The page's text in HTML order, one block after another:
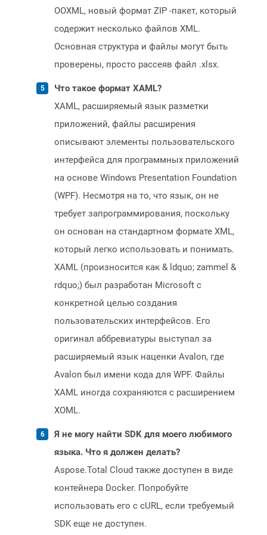
OOXML, новый формат ZIP -пакет, который
содержит несколько файлов XML.
Основная структура и файлы могут быть
проверены, просто рассеяв файл .xlsx.
Что такое формат XAML?
XAML, расширяемый язык разметки
приложений, файлы расширения
описывают элементы пользовательского
интерфейса для программных приложений
на основе Windows Presentation Foundation
(WPF). Несмотря на то, что язык, он не
требует запрограммирования, поскольку
он основан на стандартном формате XML,
который легко использовать и понимать.
XAML (произносится как & ldquo; zammel &
rdquo;) был разработан Microsoft с
конкретной целью создания
пользовательских интерфейсов. Его
оригинал аббревиатуры выступал за
расширяемый язык наценки Avalon, где
Avalon был имени кода для WPF. Файлы
XAML иногда сохраняются с расширением
XOML.
Я не могу найти SDK для моего любимого
языка. Что я должен делать?
Aspose.Total Cloud также доступен в виде
контейнера Docker. Попробуйте
использовать его с cURL, если требуемый
SDK еще не доступен.